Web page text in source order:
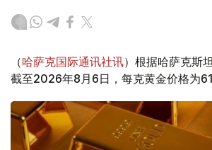
（哈萨克国际通讯社讯）根据哈萨克斯
截至2026年8月6日，每克黄金价格为